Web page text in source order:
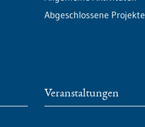
Abgeschlossene Projekte
Veranstaltungen